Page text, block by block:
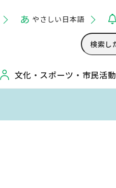
やさしい日本語
文化・ スポーツ・ 市民活動